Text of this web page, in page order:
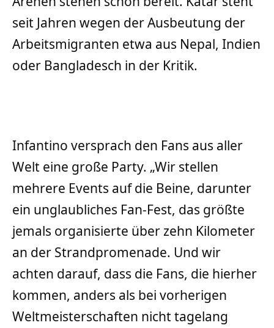
seit Jahren wegen der Ausbeutung der
Arbeitsmigranten etwa aus Nepal, Indien
oder Bangladesch in der Kritik.
Infantino versprach den Fans aus aller
Welt eine große Party. „Wir stellen
mehrere Events auf die Beine, darunter
ein unglaubliches Fan-Fest, das größte
jemals organisierte über zehn Kilometer
an der Strandpromenade. Und wir
achten darauf, dass die Fans, die hierher
kommen, anders als bei vorherigen
Weltmeisterschaften nicht tagelang